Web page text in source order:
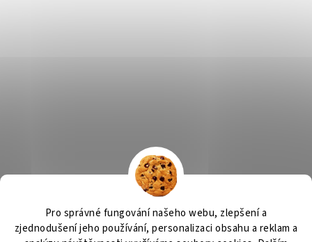
Pro správné fungování našeho webu, zlepšení a
zjednodušení jeho používání, personalizaci obsahu a reklam a
Výčepní zařízení OSMO CZ Barvy Příbram Obchodní podmínky
GDPR